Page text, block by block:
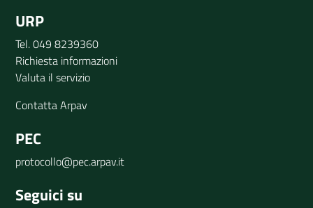
URP
Tel. 049 8239360
Richiesta informazioni
Valuta il servizio
Contatta Arpav
PEC
protocollo@pec.arpav.it
Seguici su